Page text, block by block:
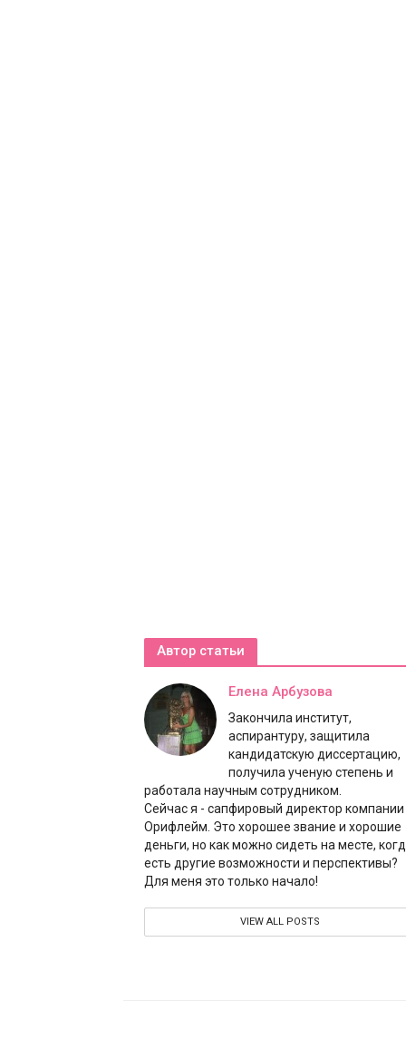
Автор статьи
Елена Арбузова
Закончила институт,
аспирантуру, защитила
кандидатскую диссертацию,
получила ученую степень и
работала научным сотрудником.
Сейчас я - сапфировый директор компании
Орифлейм. Это хорошее звание и хорошие
деньги, но как можно сидеть на месте,
есть другие возможности и перспективы?
Для меня это только начало!
VIEW ALL POSTS